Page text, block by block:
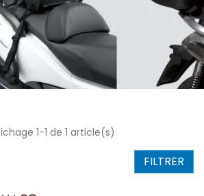
FILTRER
1-1 de 1 article(s)